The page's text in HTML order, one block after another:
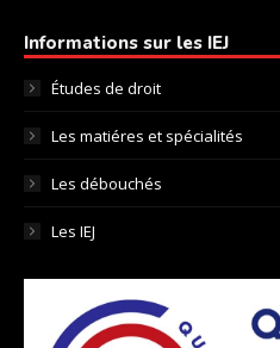
Informations sur les IEJ
Études de droit
Les matiéres et spécialités
Les débouchés
Les IEJ